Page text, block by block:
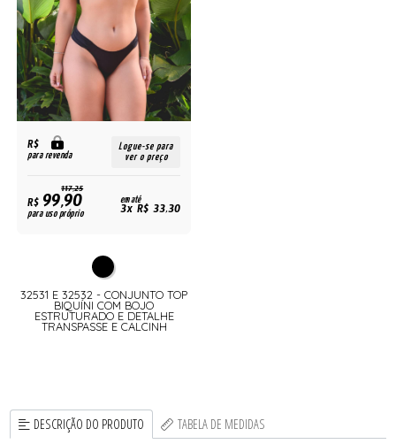
R$
para revenda
Logue-se para
ver o preço
117,25
R$99,90
para uso próprio
em até
3x R$ 33,30
32531 E 32532 - CONJUNTO TOP
BIQUÍNI COM BOJO
ESTRUTURADO E DETALHE
TRANSPASSE E CALCINH
DESCRIÇÃO DO PRODUTO TABELA DE MEDIDAS